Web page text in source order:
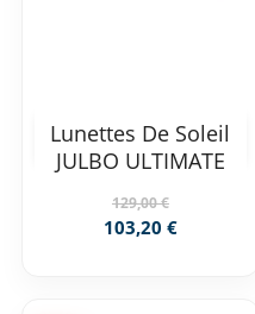
Lunettes De Soleil
JULBO ULTIMATE
129,00 €
103,20 €